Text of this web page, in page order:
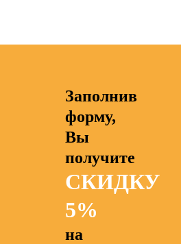
Заполнив
форму,
Вы
получите
СКИДКУ
5%
на